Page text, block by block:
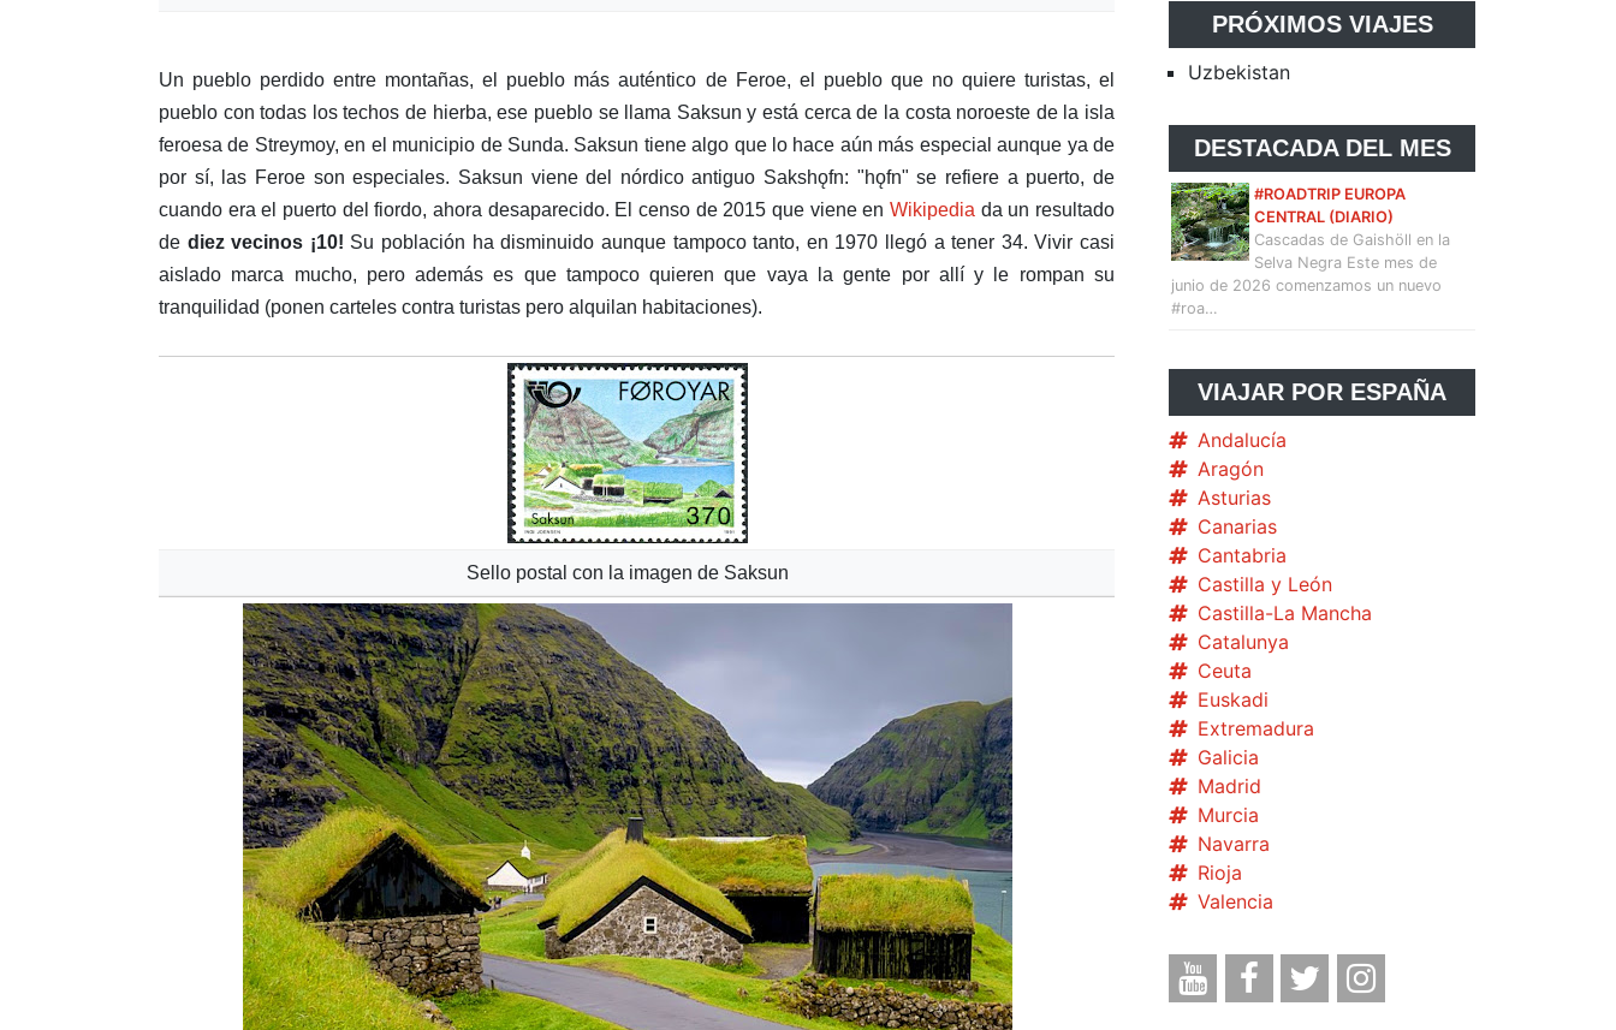
Un pueblo perdido entre montañas, el pueblo más auténtico de Feroe, el pueblo que no quiere turistas, el
pueblo con todas los techos de hierba, ese pueblo se llama Saksun y está cerca de la costa noroeste de la isla
feroesa de Streymoy, en el municipio de Sunda. Saksun tiene algo que lo hace aún más especial aunque ya de
por sí, las Feroe son especiales. Saksun viene del nórdico antiguo Sakshǫfn: "hǫfn" se refiere a puerto, de
cuando era el puerto del fiordo, ahora desaparecido. El censo de 2015 que viene en Wikipedia da un resultado
de diez vecinos ¡10! Su población ha disminuido aunque tampoco tanto, en 1970 llegó a tener 34. Vivir casi
aislado marca mucho, pero además es que tampoco quieren que vaya la gente por allí y le rompan su
tranquilidad (ponen carteles contra turistas pero alquilan habitaciones).
Sello postal con la imagen de Saksun
PRÓXIMOS VIAJES
Uzbekistan
DESTACADA DEL MES
#ROADTRIP EUROPA
CENTRAL (DIARIO)
Cascadas de Gaishöll en la
Selva Negra Este mes de
junio de 2026 comenzamos un nuevo
#roa…
VIAJAR POR ESPAÑA
Andalucía
Aragón
Asturias
Canarias
Cantabria
Castilla y León
Castilla-La Mancha
Catalunya
Ceuta
Euskadi
Extremadura
Galicia
Madrid
Murcia
Navarra
Rioja
Valencia